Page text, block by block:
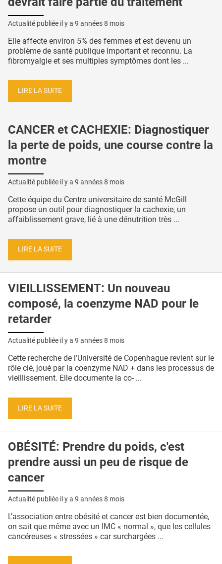
Actualité publiée il y a 9 années 8 mois
Elle affecte environ 5% des femmes et est devenu un
problème de santé publique important et reconnu. La
fibromyalgie et ses multiples symptômes dont les ...
LIRE LA SUITE
CANCER et CACHEXIE: Diagnostiquer
la perte de poids, une course contre la
montre
Actualité publiée il y a 9 années 8 mois
Cette équipe du Centre universitaire de santé McGill
propose un outil pour diagnostiquer la cachexie, un
affaiblissement grave, lié à une dénutrition très ...
LIRE LA SUITE
VIEILLISSEMENT: Un nouveau
composé, la coenzyme NAD pour le
retarder
Actualité publiée il y a 9 années 8 mois
Cette recherche de l’Université de Copenhague revient sur le
rôle clé, joué par la coenzyme NAD + dans les processus de
vieillissement. Elle documente la co- ...
LIRE LA SUITE
OBÉSITÉ: Prendre du poids, c'est
prendre aussi un peu de risque de
cancer
Actualité publiée il y a 9 années 8 mois
L’association entre obésité et cancer est bien documentée,
on sait que même avec un IMC « normal », que les cellules
cancéreuses « stressées » car surchargées ...